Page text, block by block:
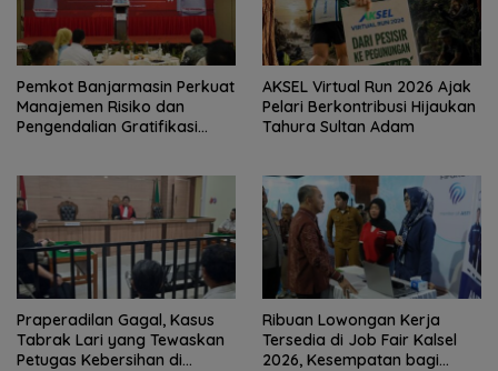
Pemkot Banjarmasin Perkuat
Manajemen Risiko dan
Pengendalian Gratifikasi
AKSEL Virtual Run 2026 Ajak
Pelari Berkontribusi Hijaukan
Tahura Sultan Adam
Praperadilan Gagal, Kasus
Tabrak Lari yang Tewaskan
Petugas Kebersihan di
Ribuan Lowongan Kerja
Tersedia di Job Fair Kalsel
2026, Kesempatan bagi